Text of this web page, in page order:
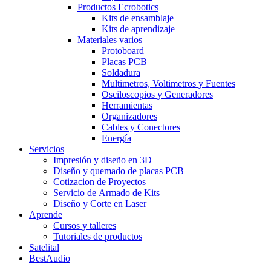
Productos Ecrobotics
Kits de ensamblaje
Kits de aprendizaje
Materiales varios
Protoboard
Placas PCB
Soldadura
Multimetros, Voltimetros y Fuentes
Osciloscopios y Generadores
Herramientas
Organizadores
Cables y Conectores
Energía
Servicios
Impresión y diseño en 3D
Diseño y quemado de placas PCB
Cotizacion de Proyectos
Servicio de Armado de Kits
Diseño y Corte en Laser
Aprende
Cursos y talleres
Tutoriales de productos
Satelital
BestAudio